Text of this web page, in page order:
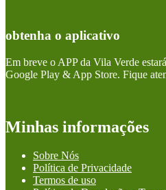
obtenha o aplicativo
Em breve o APP da Vila Verde
Google Play & App Store. Fique
Minhas informações
Sobre Nós
Política de Privacidade
Termos de uso